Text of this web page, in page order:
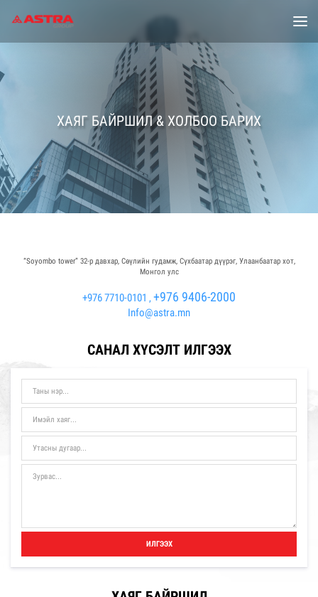
ХАЯГ БАЙРШИЛ & ХОЛБОО БАРИХ
“Soyombo tower” 32-р давхар, Сөүлийн гудамж, Сүхбаатар дүүрэг, Улаанбаатар хот,
Монгол улс
+976 7710-0101 , +976 9406-2000
Info@astra.mn
САНАЛ ХҮСЭЛТ ИЛГЭЭХ
ИЛГЭЭХ